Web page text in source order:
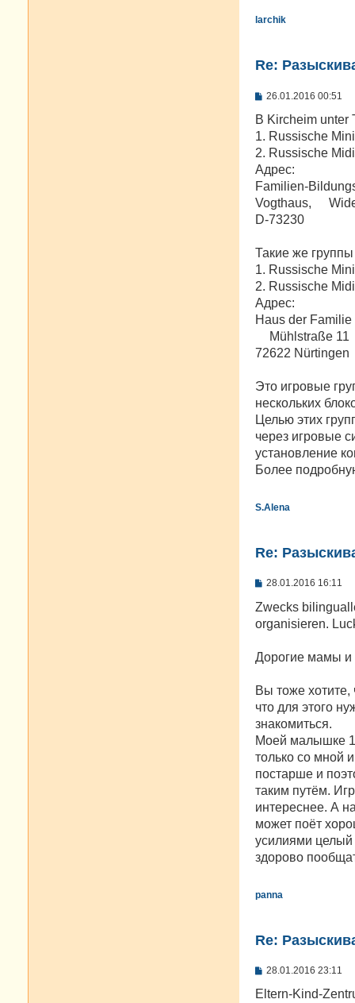
larchik
Re:
С
о
щ
и
е
26.01.2016 00:51
В Kircheim unter
1. Russische
2. Russische
Адрес:
Familien-
Vogthaus,
D-73230
Такие же
1. Russische
2. Russische
Адрес:
Haus der
Mühlstraße 11
72622 Nürtingen
Это игровые
нескольких
Целью этих
через игровые
установление
Более
S.Alena
Re:
С
о
щ
и
28.01.2016 16:11
Zwecks
organisieren.
Дорогие мамы и
Вы тоже
что для этого
знакомиться.
Моей малышке
только со мной
постарше и
таким путём.
интереснее. А
может поёт
усилиями целый
здорово
panna
Re:
С
о
28.01.2016 23:11
Eltern-Kind-